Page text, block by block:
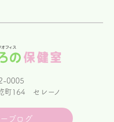
0005
町164 セレーノ
ブログ